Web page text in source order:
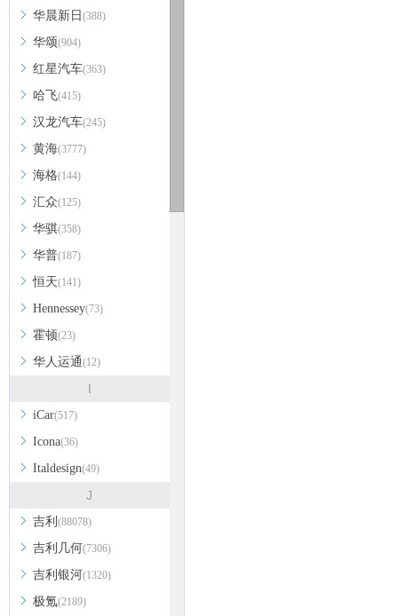
华晨新日 (388)
华颂(904)
红星汽车(363)
哈飞(415)
汉龙汽车(245)
黄海(3777)
海格(144)
汇众(125)
华骐(358)
华普(187)
恒天(141)
Hennessey(73)
霍顿(23)
华人运通(12)
I
iCar(517)
Icona(36)
Italdesign(49)
J
吉利 (88078)
吉利几何(7306)
吉利银河(1320)
极氪(2189)